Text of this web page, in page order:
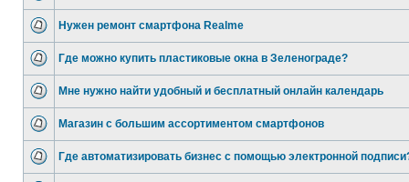
Нужен ремонт смартфона Realme
Где можно купить пластиковые окна в Зеленограде?
Мне нужно найти удобный и бесплатный онлайн календарь
Магазин с большим ассортиментом смартфонов
Где автоматизировать бизнес с помощью электронной